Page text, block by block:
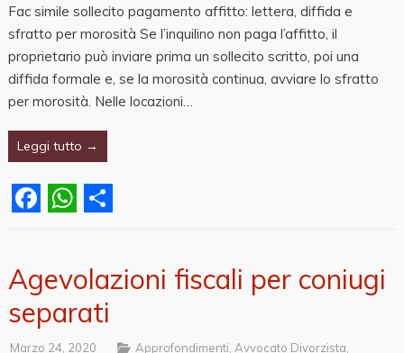
Fac simile sollecito pagamento affitto: lettera, diffida e
sfratto per morosità Se l’inquilino non paga l’affitto, il
proprietario può inviare prima un sollecito scritto, poi una
diffida formale e, se la morosità continua, avviare lo sfratto
per morosità. Nelle locazioni…
Leggi tutto →
Facebook
WhatsApp
Share
Agevolazioni fiscali per coniugi
separati
Marzo 24, 2020 Approfondimenti Avvocato Divorzista